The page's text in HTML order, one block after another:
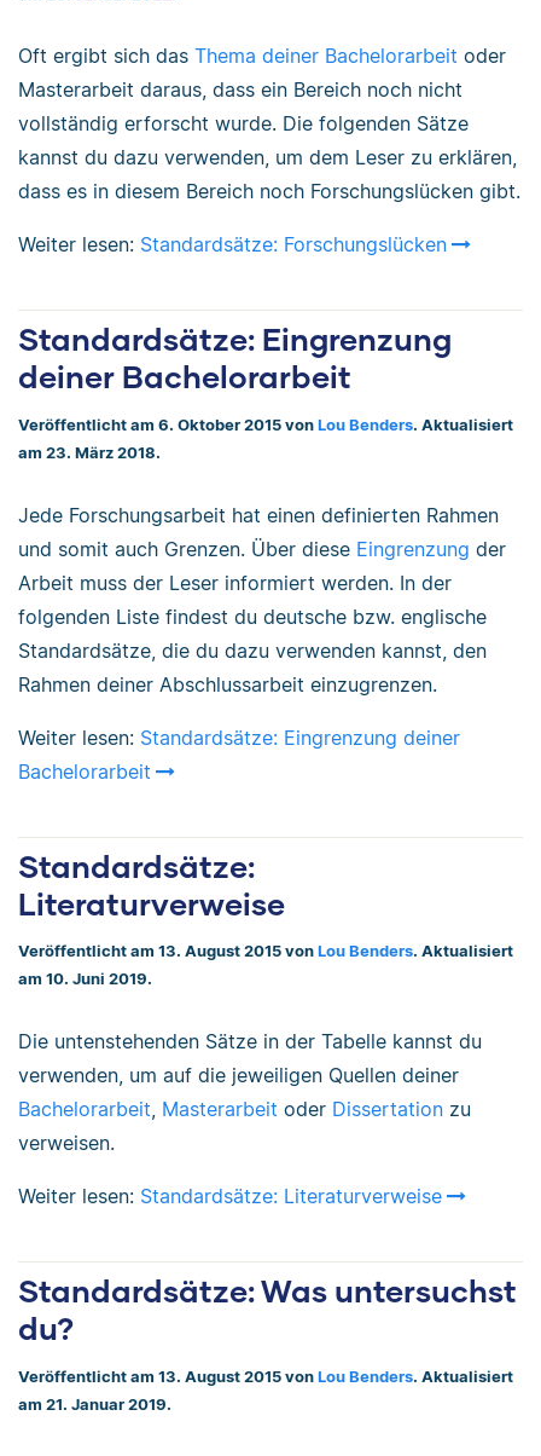
Oft ergibt sich das Thema deiner Bachelorarbeit oder
Masterarbeit daraus, dass ein Bereich noch nicht
vollständig erforscht wurde. Die folgenden Sätze
kannst du dazu verwenden, um dem Leser zu erklären,
dass es in diesem Bereich noch Forschungslücken gibt.
Weiter lesen: Standardsätze: Forschungslücken
Standardsätze: Eingrenzung
deiner Bachelorarbeit
Veröffentlicht am 6. Oktober 2015 von Lou Benders. Aktualisiert
am 23. März 2018.
Jede Forschungsarbeit hat einen definierten Rahmen
und somit auch Grenzen. Über diese Eingrenzung der
Arbeit muss der Leser informiert werden. In der
folgenden Liste findest du deutsche bzw. englische
Standardsätze, die du dazu verwenden kannst, den
Rahmen deiner Abschlussarbeit einzugrenzen.
Weiter lesen: Standardsätze: Eingrenzung deiner
Bachelorarbeit
Standardsätze:
Literaturverweise
Veröffentlicht am 13. August 2015 von Lou Benders. Aktualisiert
am 10. Juni 2019.
Die untenstehenden Sätze in der Tabelle kannst du
verwenden, um auf die jeweiligen Quellen deiner
Bachelorarbeit Masterarbeit oder Dissertation zu
verweisen.
Weiter lesen: Standardsätze: Literaturverweise
Standardsätze: Was untersuchst
du?
Veröffentlicht am 13. August 2015 von Lou Benders. Aktualisiert
am 21. Januar 2019.